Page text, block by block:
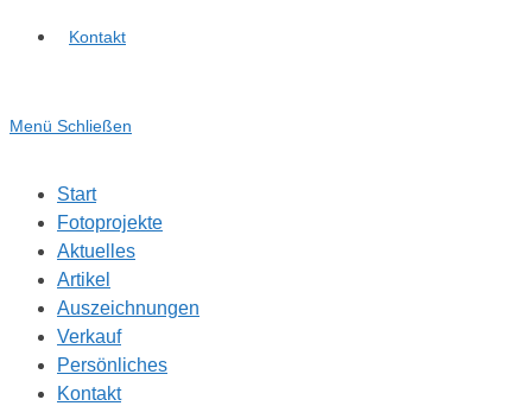
Kontakt
Menü Schließen
Start
Fotoprojekte
Aktuelles
Artikel
Auszeichnungen
Verkauf
Persönliches
Kontakt